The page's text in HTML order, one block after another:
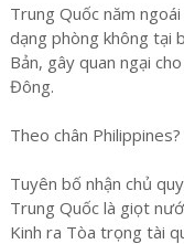
Trung Quốc năm
dạng phòng không tại
Bản, gây quan ngại
Đông.
Theo chân Philippines?
Tuyên bố nhận chủ
Trung Quốc là giọt
Kinh ra Tòa trọng tài